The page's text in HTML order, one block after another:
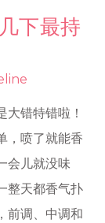
下最持
错特错啦！
，喷了就能香
会儿就没味
整天都香气扑
前调、中调和